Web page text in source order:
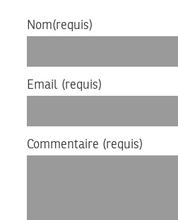
Nom(requis)
Email (requis)
Commentaire (requis)